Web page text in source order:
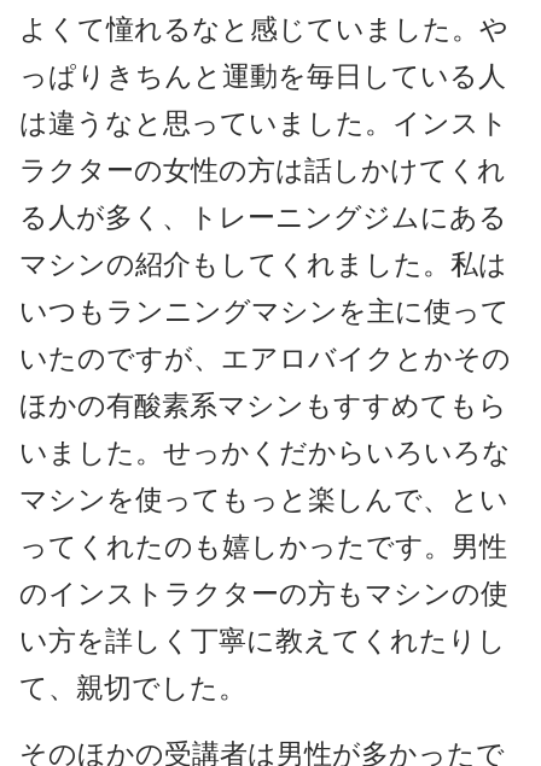
よくて憧れるなと感じていました。や
っぱりきちんと運動を毎日している人
は違うなと思っていました。インスト
ラクターの女性の方は話しかけてくれ
る人が多く、トレーニングジムにある
マシンの紹介もしてくれました。私は
いつもランニングマシンを主に使って
いたのですが、エアロバイクとかその
ほかの有酸素系マシンもすすめてもら
いました。せっかくだからいろいろな
マシンを使ってもっと楽しんで、とい
ってくれたのも嬉しかったです。男性
のインストラクターの方もマシンの使
い方を詳しく丁寧に教えてくれたりし
て、親切でした。
そのほかの受講者は男性が多かったで